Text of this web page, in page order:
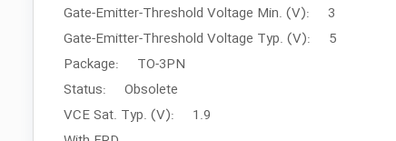
Gate-Emitter-Threshold Voltage Min. (V): 3
Gate-Emitter-Threshold Voltage Typ. (V): 5
Package: TO-3PN
Status: Obsolete
VCE Sat. Typ. (V): 1.9